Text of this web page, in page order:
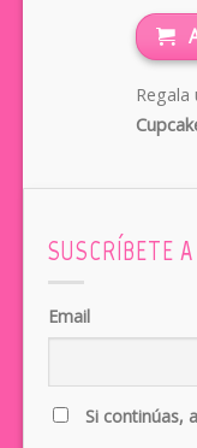
Regala
SUSCRÍBETE
Email
Si continúas,